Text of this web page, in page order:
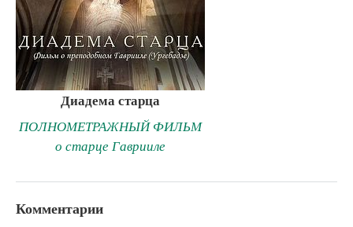
Диадема старца
ПОЛНОМЕТРАЖНЫЙ ФИЛЬМ
о старце Гаврииле
Комментарии